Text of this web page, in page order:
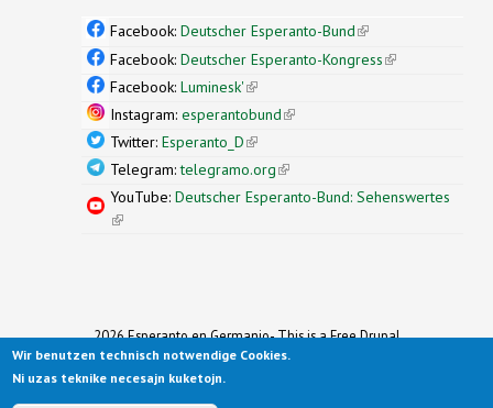
Facebook: Deutscher Esperanto-Bund(link is
external)
Facebook: Deutscher Esperanto-Kongress(link is
Facebook: Luminesk'(link is external)
Instagram: esperantobund(link is external)
Twitter: Esperanto_D(link is external)
Telegram:telegramo.org(link is external)
YouTube: Deutscher Esperanto-Bund: Sehenswertes
(link is external)
2026 Esperanto en Germanio- This is a Free Drupal
Theme
Ported to Drupal for the Open Source Community by
Wir benutzen technisch notwendige Cookies.
Ni uzas teknike necesajn kuketojn.